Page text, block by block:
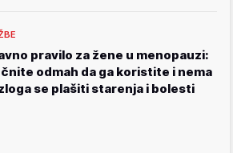
pravilo za žene u menopauzi:
odmah da ga koristite i nema
se plašiti starenja i bolesti